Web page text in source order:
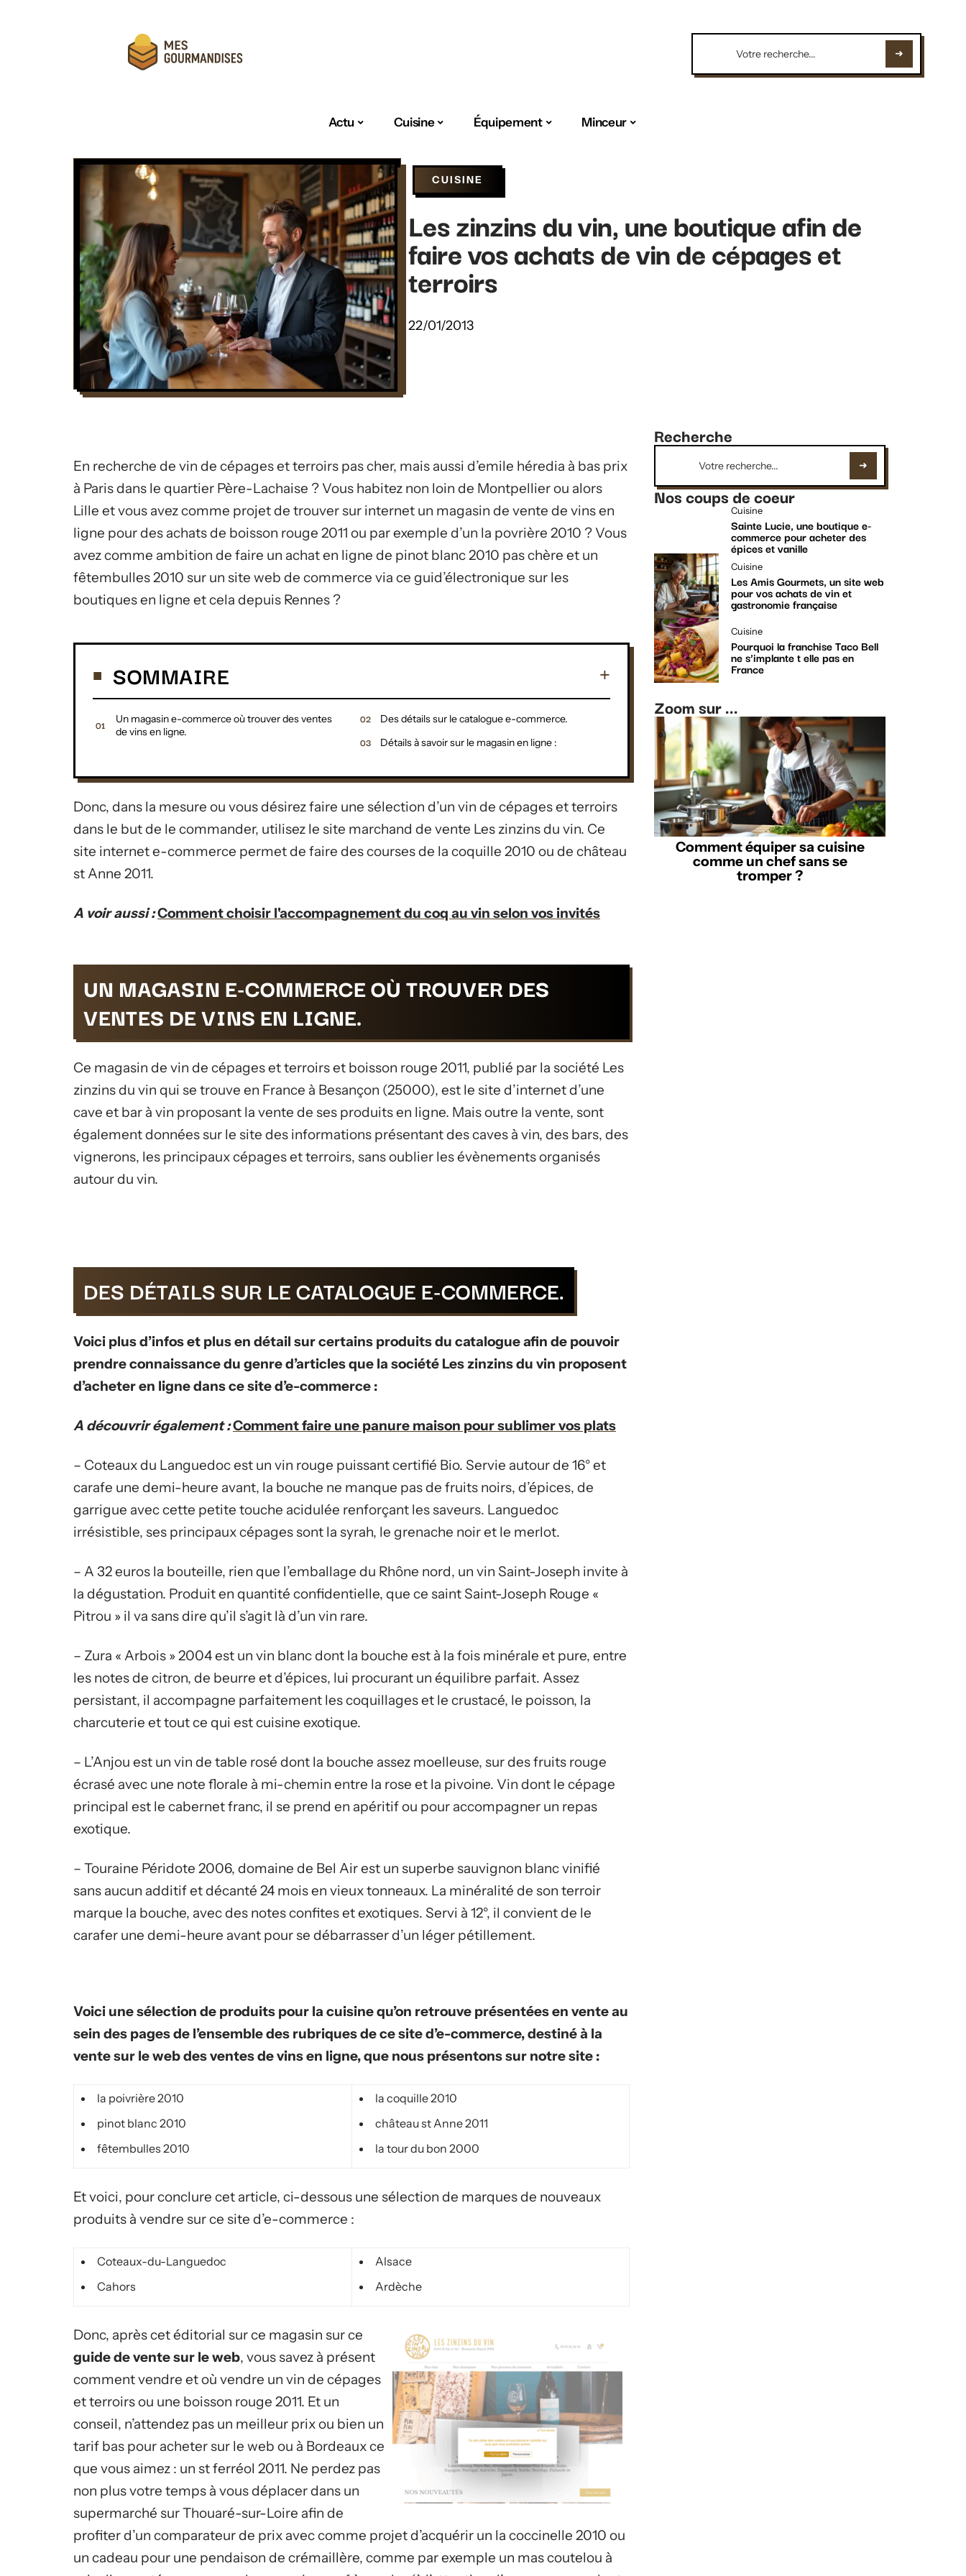
Actu Cuisine Équipement Minceur
CUISINE
Les zinzins du vin, une boutique afin de
faire vos achats de vin de cépages et
terroirs
22/01/2013
En recherche de vin de cépages et terroirs pas cher, mais aussi d’emile héredia à bas prix
à Paris dans le quartier Père-Lachaise ? Vous habitez non loin de Montpellier ou alors
Lille et vous avez comme projet de trouver sur internet un magasin de vente de vins en
ligne pour des achats de boisson rouge 2011 ou par exemple d’un la povrière 2010 ? Vous
avez comme ambition de faire un achat en ligne de pinot blanc 2010 pas chère et un
fêtembulles 2010 sur un site web de commerce via ce guid’électronique sur les
boutiques en ligne et cela depuis Rennes ?
SOMMAIRE
Un magasin e-commerce où trouver des ventes
de vins en ligne.
Des détails sur le catalogue e-commerce.
Détails à savoir sur le magasin en ligne :
Donc, dans la mesure ou vous désirez faire une sélection d’un vin de cépages et terroirs
dans le but de le commander, utilisez le site marchand de vente Les zinzins du vin. Ce
site internet e-commerce permet de faire des courses de la coquille 2010 ou de château
st Anne 2011.
A voir aussi :Comment choisir l'accompagnement du coq au vin selon vos invités
UN MAGASIN E-COMMERCE OÙ TROUVER DES
VENTES DE VINS EN LIGNE.
Ce magasin de vin de cépages et terroirs et boisson rouge 2011, publié par la société Les
zinzins du vin qui se trouve en France à Besançon (25000), est le site d’internet d’une
cave et bar à vin proposant la vente de ses produits en ligne. Mais outre la vente, sont
également données sur le site des informations présentant des caves à vin, des bars, des
vignerons, les principaux cépages et terroirs, sans oublier les évènements organisés
autour du vin.
DES DÉTAILS SUR LE CATALOGUE E-COMMERCE.
Voici plus d’infos et plus en détail sur certains produits du catalogue afin de pouvoir
prendre connaissance du genre d’articles que la société Les zinzins du vin proposent
d’acheter en ligne dans ce site d’e-commerce :
A découvrir également :Comment faire une panure maison pour sublimer vos plats
– Coteaux du Languedoc est un vin rouge puissant certifié Bio. Servie autour de 16° et
carafe une demi-heure avant, la bouche ne manque pas de fruits noirs, d’épices, de
garrigue avec cette petite touche acidulée renforçant les saveurs. Languedoc
irrésistible, ses principaux cépages sont la syrah, le grenache noir et le merlot.
– A 32 euros la bouteille, rien que l’emballage du Rhône nord, un vin Saint-Joseph invite à
la dégustation. Produit en quantité confidentielle, que ce saint Saint-Joseph Rouge «
Pitrou » il va sans dire qu’il s’agit là d’un vin rare.
– Zura « Arbois » 2004 est un vin blanc dont la bouche est à la fois minérale et pure, entre
les notes de citron, de beurre et d’épices, lui procurant un équilibre parfait. Assez
persistant, il accompagne parfaitement les coquillages et le crustacé, le poisson, la
charcuterie et tout ce qui est cuisine exotique.
– L’Anjou est un vin de table rosé dont la bouche assez moelleuse, sur des fruits rouge
écrasé avec une note florale à mi-chemin entre la rose et la pivoine. Vin dont le cépage
principal est le cabernet franc, il se prend en apéritif ou pour accompagner un repas
exotique.
– Touraine Péridote 2006, domaine de Bel Air est un superbe sauvignon blanc vinifié
sans aucun additif et décanté 24 mois en vieux tonneaux. La minéralité de son terroir
marque la bouche, avec des notes confites et exotiques. Servi à 12°, il convient de le
carafer une demi-heure avant pour se débarrasser d’un léger pétillement.
Voici une sélection de produits pour la cuisine qu’on retrouve présentées en vente au
sein des pages de l’ensemble des rubriques de ce site d’e-commerce, destiné à la
vente sur le web des ventes de vins en ligne, que nous présentons sur notre site :
la poivrière 2010
pinot blanc 2010
fêtembulles 2010
la coquille 2010
château st Anne 2011
la tour du bon 2000
Et voici, pour conclure cet article, ci-dessous une sélection de marques de nouveaux
produits à vendre sur ce site d’e-commerce :
Coteaux-du-Languedoc
Cahors
Alsace
Ardèche
Donc, après cet éditorial sur ce magasin sur ce
guide de vente sur le web, vous savez à présent
comment vendre et où vendre un vin de cépages
et terroirs ou une boisson rouge 2011. Et un
conseil, n’attendez pas un meilleur prix ou bien un
tarif bas pour acheter sur le web ou à Bordeaux ce
que vous aimez : un st ferréol 2011. Ne perdez pas
non plus votre temps à vous déplacer dans un
supermarché sur Thouaré-sur-Loire afin de
profiter d’un comparateur de prix avec comme projet d’acquérir un la coccinelle 2010 ou
un cadeau pour une pendaison de crémaillère, comme par exemple un mas coutelou à
Recherche
Nos coups de coeur
Cuisine
Sainte Lucie, une boutique e-
commerce pour acheter des
épices et vanille
Cuisine
Les Amis Gourmets, un site web
pour vos achats de vin et
gastronomie française
Cuisine
Pourquoi la franchise Taco Bell
ne s’implante t elle pas en
France
Zoom sur ...
Comment équiper sa cuisine
comme un chef sans se
tromper ?